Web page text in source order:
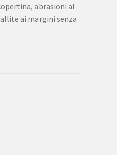
abrasioni al
ai margini senza